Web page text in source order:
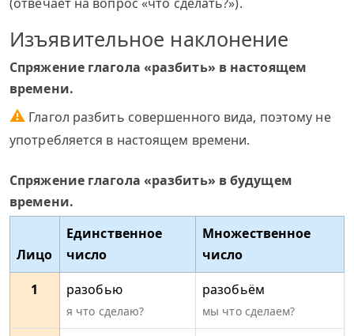
Изъявительное наклонение
Спряжение глагола «разбить» в настоящем
времени.
⚠ Глагол разбить совершенного вида, поэтому не
употребляется в настоящем времени.
Спряжение глагола «разбить» в будущем
времени.
Лицо
Единственное
число
Множественное
число
1
разобью
я что сделаю?
разобьём
мы что сделаем?